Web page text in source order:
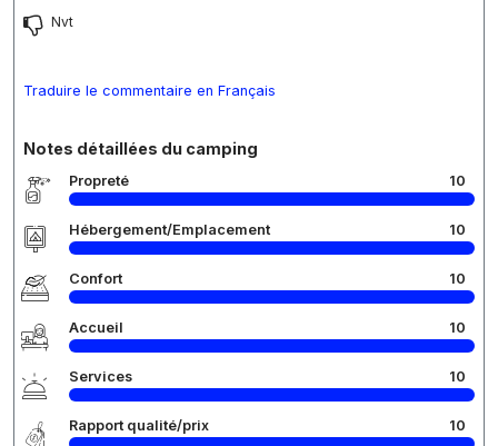
Nvt
Traduire le commentaire en Français
Notes détaillées du camping
Propreté 10
Hébergement/Emplacement 10
Confort 10
Accueil 10
Services 10
Rapport qualité/prix 10